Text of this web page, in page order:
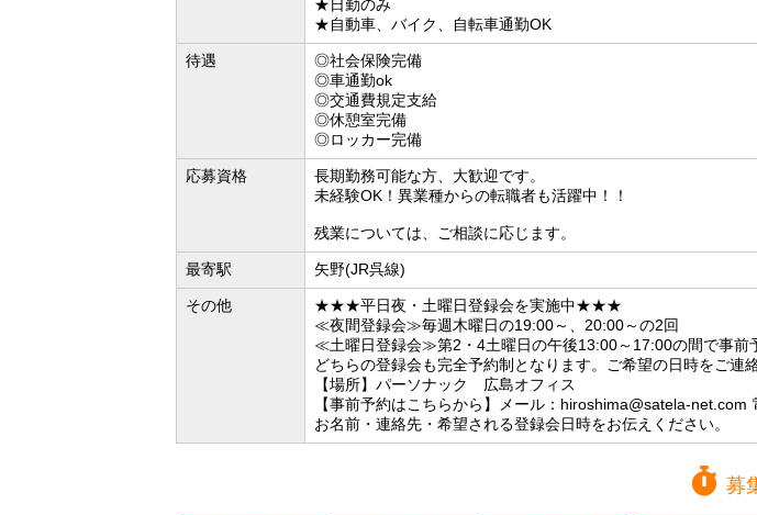
★日勤のみ
★自動車、バイク、自転車通勤OK
待遇
◎社会保険完備
◎車通勤ok
◎交通費規定支給
◎休憩室完備
◎ロッカー完備
応募資格
長期勤務可能な方、大歓迎です。
未経験OK！異業種からの転職者も活躍中！！
残業については、ご相談に応じます。
最寄駅 矢野(JR呉線)
その他
★★★平日夜・土曜日登録会を実施中★★★
≪夜間登録会≫毎週木曜日の19:00～、20:00～の2回
≪土曜日登録会≫第2・4土曜日の午後13:00～17:00の間で事前
どちらの登録会も完全予約制となります。ご希望の日時をご連
【場所】パーソナック 広島オフィス
【事前予約はこちらから】メール：hiroshima@satela-net.com
お名前・連絡先・希望される登録会日時をお伝えください。
募